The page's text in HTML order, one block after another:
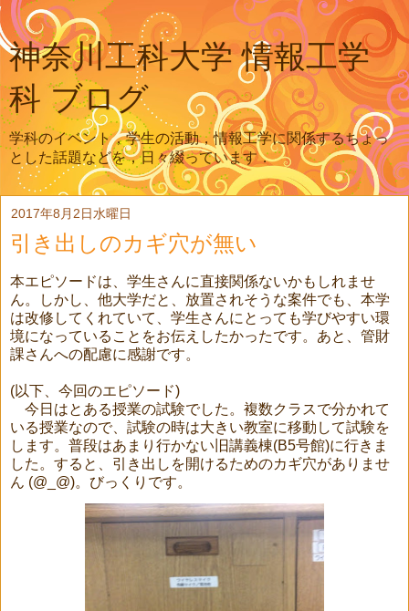
神奈川工科大学 情報工学
科 ブログ
学科のイベント，学生の活動，情報工学に関係するちょっ
とした話題などを，日々綴っています．
2017年8月2日水曜日
引き出しのカギ穴が無い
本エピソードは、学生さんに直接関係ないかもしれませ
ん。しかし、他大学だと、放置されそうな案件でも、本学
は改修してくれていて、学生さんにとっても学びやすい環
境になっていることをお伝えしたかったです。あと、管財
課さんへの配慮に感謝です。
(以下、今回のエピソード)
今日はとある授業の試験でした。複数クラスで分かれて
いる授業なので、試験の時は大きい教室に移動して試験を
します。普段はあまり行かない旧講義棟(B5号館)に行きま
した。すると、引き出しを開けるためのカギ穴がありませ
ん (@_@)。びっくりです。